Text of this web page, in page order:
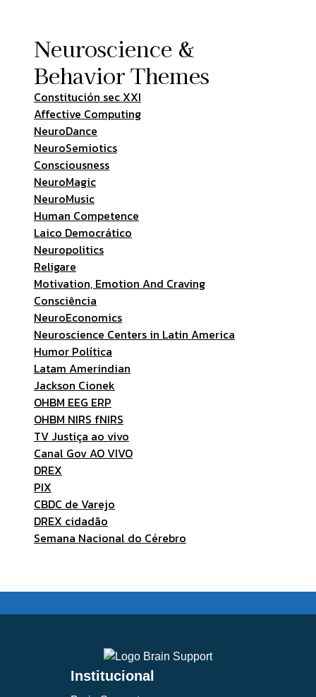
Neuroscience &
Behavior Themes
Constitución sec XXI
Affective Computing
NeuroDance
NeuroSemiotics
Consciousness
NeuroMagic
NeuroMusic
Human Competence
Laico Democrático
Neuropolitics
Religare
Motivation, Emotion And Craving
Consciência
NeuroEconomics
Neuroscience Centers in Latin America
Humor Política
Latam Amerindian
Jackson Cionek
OHBM EEG ERP
OHBM NIRS fNIRS
TV Justiça ao vivo
Canal Gov AO VIVO
DREX
PIX
CBDC de Varejo
DREX cidadão
Semana Nacional do Cérebro
Institucional